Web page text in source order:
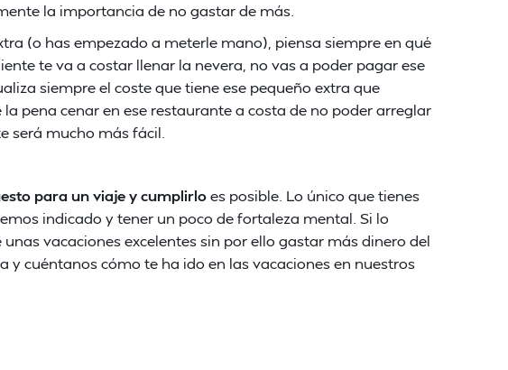
la importancia de no gastar de más.
(o has empezado a meterle mano), piensa siempre en qué
te va a costar llenar la nevera, no vas a poder pagar ese
siempre el coste que tiene ese pequeño extra que
pena cenar en ese restaurante a costa de no poder arreglar
será mucho más fácil.
para un viaje y cumplirloes posible. Lo único que tienes
indicado y tener un poco de fortaleza mental. Si lo
vacaciones excelentes sin por ello gastar más dinero del
y cuéntanos cómo te ha ido en las vacaciones en nuestros